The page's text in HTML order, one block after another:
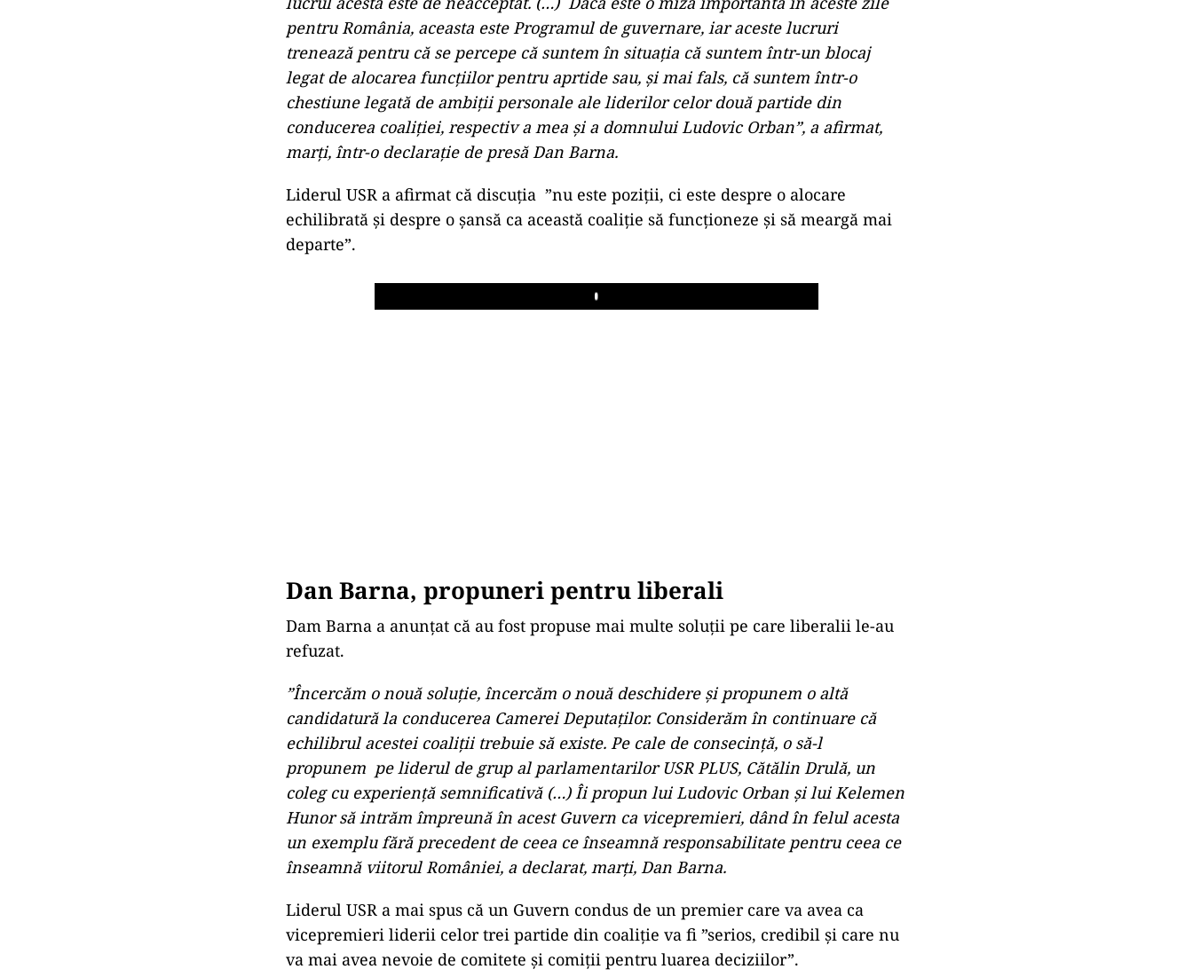
pentru România, aceasta este Programul de guvernare, iar aceste lucruri
trenează pentru că se percepe că suntem în situaţia că suntem într-un blocaj
legat de alocarea funcţiilor pentru aprtide sau, şi mai fals, că suntem într-o
chestiune legată de ambiţii personale ale liderilor celor două partide din
conducerea coaliţiei, respectiv a mea şi a domnului Ludovic Orban”, a afirmat,
marţi, într-o declaraţie de presă Dan Barna.
Liderul USR a afirmat că discuția ”nu este poziţii, ci este despre o alocare
echilibrată şi despre o şansă ca această coaliţie să funcţioneze şi să meargă mai
departe”.
Play
Dan Barna, propuneri pentru liberali
Dam Barna a anunțat că au fost propuse mai multe soluții pe care liberalii le-au
refuzat.
”Încercăm o nouă soluţie, încercăm o nouă deschidere şi propunem o altă
candidatură la conducerea Camerei Deputaţilor. Considerăm în continuare că
echilibrul acestei coaliţii trebuie să existe. Pe cale de consecinţă, o să-l
propunem pe liderul de grup al parlamentarilor USR PLUS, Cătălin Drulă, un
coleg cu experienţă semnificativă (…) Îi propun lui Ludovic Orban şi lui Kelemen
Hunor să intrăm împreună în acest Guvern ca vicepremieri, dând în felul acesta
un exemplu fără precedent de ceea ce înseamnă responsabilitate pentru ceea ce
înseamnă viitorul României, a declarat, marţi, Dan Barna.
Liderul USR a mai spus că un Guvern condus de un premier care va avea ca
vicepremieri liderii celor trei partide din coaliţie va fi ”serios, credibil şi care nu
va mai avea nevoie de comitete şi comiţii pentru luarea deciziilor”.